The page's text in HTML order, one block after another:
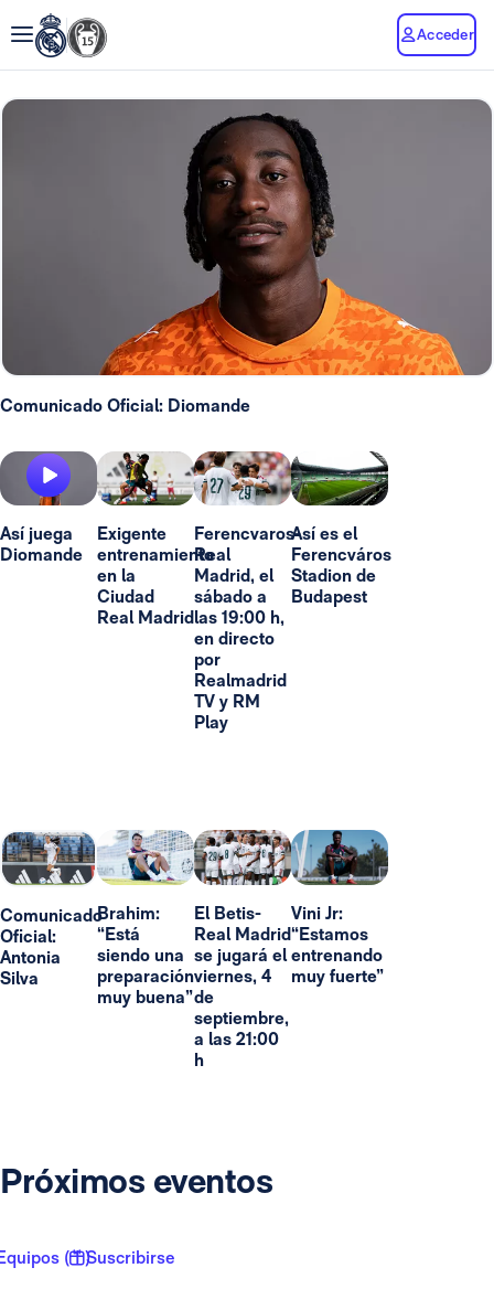
Acceder
Comunicado Oficial: Diomande
Así juega
Diomande
Exigente
entrenamiento
en la
Ciudad
Real Madrid
Ferencvaros-
Real
Madrid, el
sábado a
las 19:00 h,
en directo
por
Realmadrid
TV y RM
Play
Así es el
Ferencváros
Stadion de
Budapest
Comunicado
Oficial:
Antonia
Silva
Brahim:
“Está
siendo una
preparación
muy buena”
El Betis-
Real Madrid
se jugará el
viernes, 4
de
septiembre,
a las 21:00
h
Vini Jr:
“Estamos
entrenando
muy fuerte”
Próximos eventos
( 1 )Suscribirse